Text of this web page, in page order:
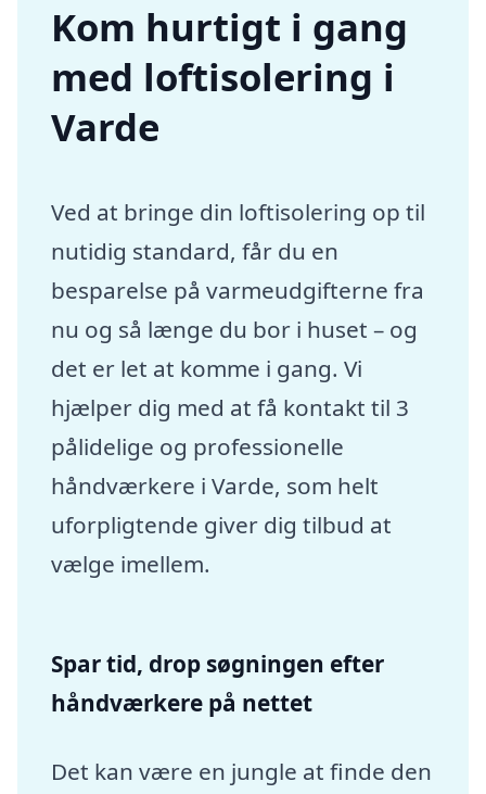
Kom hurtigt i gang
med loftisolering i
Varde
Ved at bringe din loftisolering op til
nutidig standard, får du en
besparelse på varmeudgifterne fra
nu og så længe du bor i huset – og
det er let at komme i gang. Vi
hjælper dig med at få kontakt til 3
pålidelige og professionelle
håndværkere i Varde, som helt
uforpligtende giver dig tilbud at
vælge imellem.
Spar tid, drop søgningen efter
håndværkere på nettet
Det kan være en jungle at finde den